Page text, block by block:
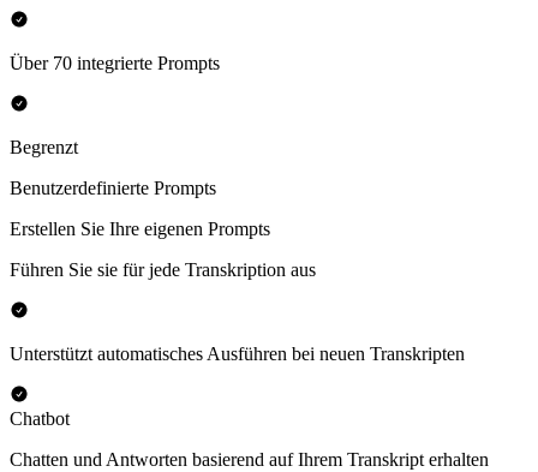
Über 70 integrierte Prompts
Begrenzt
Benutzerdefinierte Prompts
Erstellen Sie Ihre eigenen Prompts
Führen Sie sie für jede Transkription aus
Unterstützt automatisches Ausführen bei neuen Transkripten
Chatbot
Chatten und Antworten basierend auf Ihrem Transkript erhalten